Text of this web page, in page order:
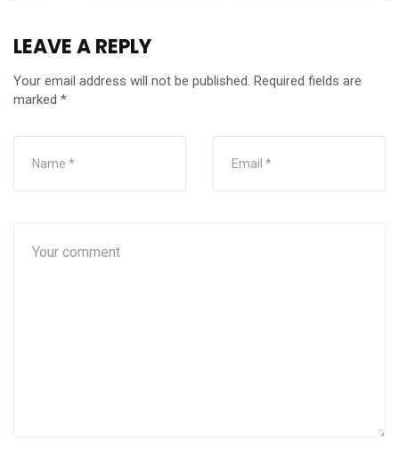
LEAVE A REPLY
Your email address will not be published. Required fields are
marked *